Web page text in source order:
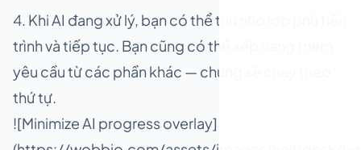
4. Khi AI đang xử lý, bạn có thể thu nhỏ lớp phủ tiến
trình và tiếp tục. Bạn cũng có thể xếp hàng thêm
yêu cầu từ các phần khác — chúng sẽ chạy theo
thứ tự.
![Minimize AI progress overlay]